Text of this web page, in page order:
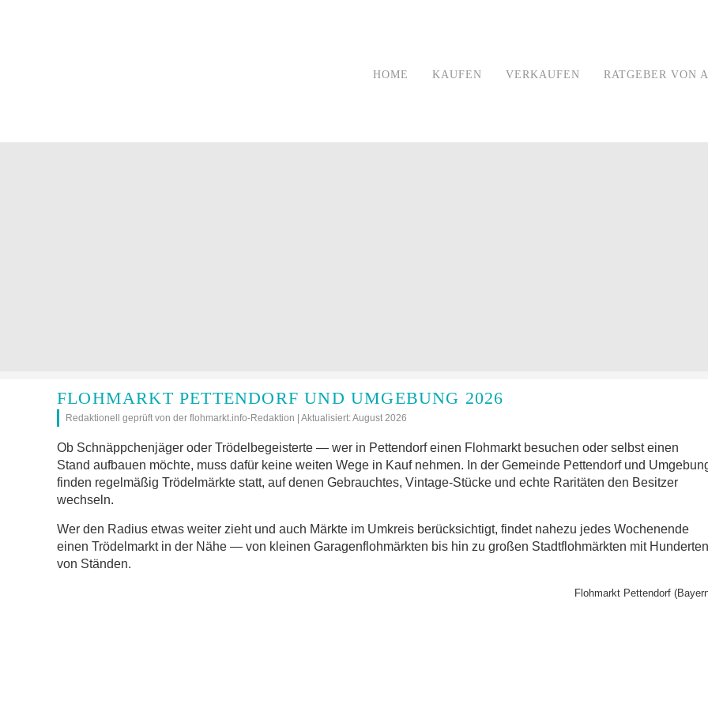
HOME KAUFEN VERKAUFEN RATGEBER VON
FLOHMARKT PETTENDORF UND UMGEBUNG 2026
Redaktionell geprüft von der flohmarkt.info-Redaktion | Aktualisiert: August 2026
Ob Schnäppchenjäger oder Trödelbegeisterte — wer in Pettendorf einen Flohmarkt besuchen oder selbst einen
Stand aufbauen möchte, muss dafür keine weiten Wege in Kauf nehmen. In der Gemeinde Pettendorf und
finden regelmäßig Trödelmärkte statt, auf denen Gebrauchtes, Vintage-Stücke und echte Raritäten den Besitzer
wechseln.
Wer den Radius etwas weiter zieht und auch Märkte im Umkreis berücksichtigt, findet nahezu jedes Wochenende
einen Trödelmarkt in der Nähe — von kleinen Garagenflohmärkten bis hin zu großen Stadtflohmärkten mit Hunderten
von Ständen.
Flohmarkt Pettendorf